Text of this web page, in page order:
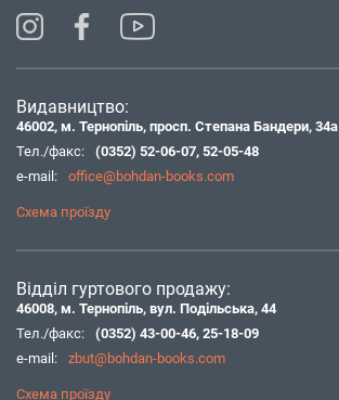
Видавництво:
46002, м. Тернопіль, просп. Степана Бандери, 34а
Тел./факс:
(0352) 52-06-07, 52-05-48
e-mail:
office@bohdan-books.com
Схема проїзду
Відділ гуртового продажу:
46008, м. Тернопіль, вул. Подільська, 44
Тел./факс:
(0352) 43-00-46, 25-18-09
e-mail:
zbut@bohdan-books.com
Схема проїзду